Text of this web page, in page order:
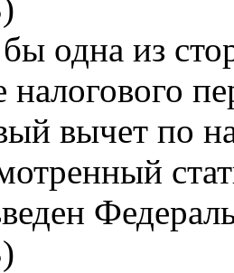
одна из
налогового
вычет по